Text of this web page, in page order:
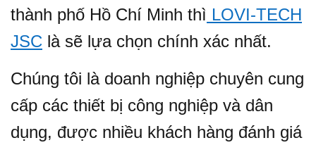
thành phố Hồ Chí Minh thì LOVI-TECH
JSC là sẽ lựa chọn chính xác nhất.
Chúng tôi là doanh nghiệp chuyên cung
cấp các thiết bị công nghiệp và dân
dụng, được nhiều khách hàng đánh giá